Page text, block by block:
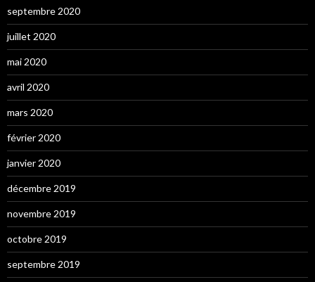
septembre 2020
juillet 2020
mai 2020
avril 2020
mars 2020
février 2020
janvier 2020
décembre 2019
novembre 2019
octobre 2019
septembre 2019